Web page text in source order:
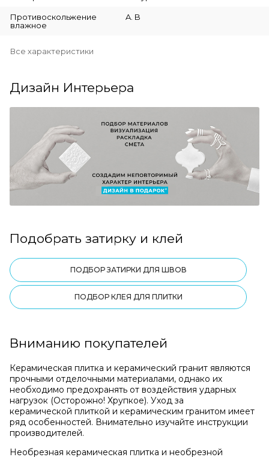
Противоскольжение
влажное
A. B
Все характеристики
Дизайн Интерьера
Подобрать затирку и клей
ПОДБОР ЗАТИРКИ ДЛЯ ШВОВ
ПОДБОР КЛЕЯ ДЛЯ ПЛИТКИ
Вниманию покупателей
Керамическая плитка и керамический гранит являются
прочными отделочными материалами, однако их
необходимо предохранять от воздействия ударных
нагрузок (Осторожно! Хрупкое). Уход за
керамической плиткой и керамическим гранитом имеет
ряд особенностей. Внимательно изучайте инструкции
производителей.
Необрезная керамическая плитка и необрезной